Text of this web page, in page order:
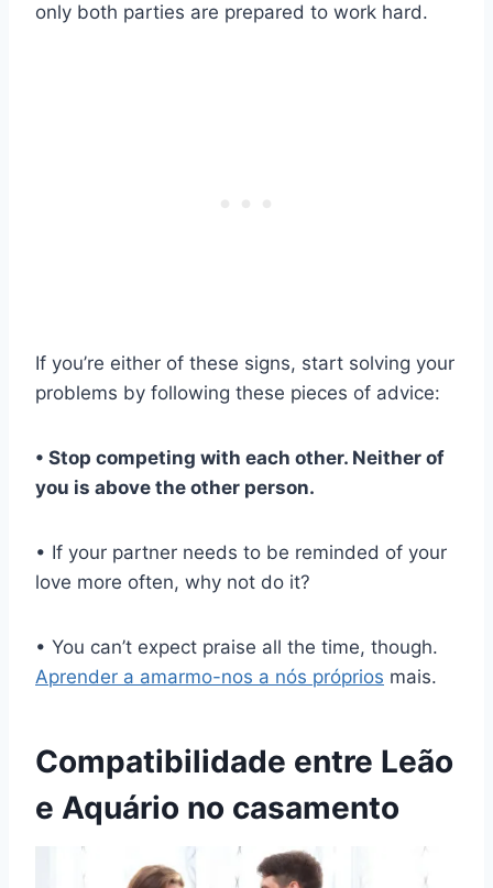
only both parties are prepared to work hard.
If you’re either of these signs, start solving your
problems by following these pieces of advice:
• Stop competing with each other. Neither of
you is above the other person.
• If your partner needs to be reminded of your
love more often, why not do it?
• You can’t expect praise all the time, though.
Aprender a amarmo-nos a nós próprios mais.
Compatibilidade entre Leão
e Aquário no casamento